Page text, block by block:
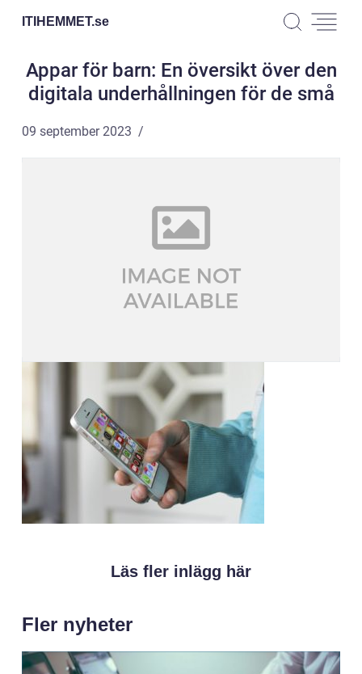
ITIHEMMET.se
Appar för barn: En översikt över den
digitala underhållningen för de små
09 september 2023
Läs fler inlägg här
Fler nyheter